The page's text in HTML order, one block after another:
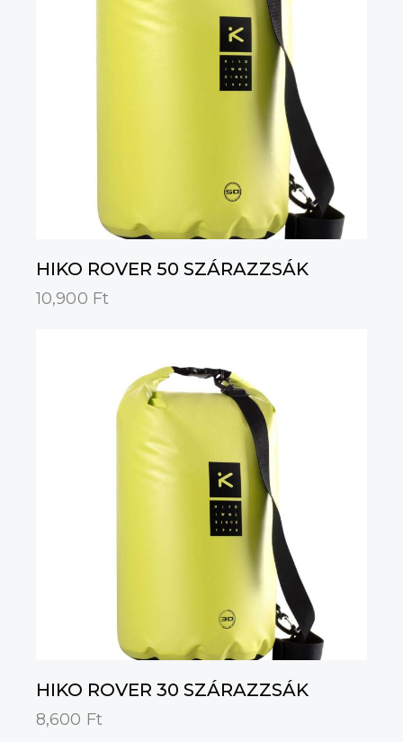
HIKO ROVER 50 SZÁRAZZSÁK
10,900 Ft
HIKO ROVER 30 SZÁRAZZSÁK
8,600 Ft